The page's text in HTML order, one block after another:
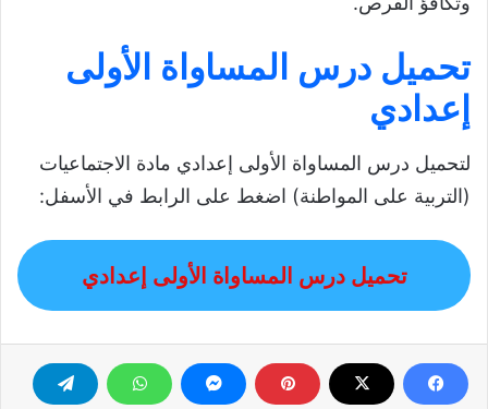
تحميل درس المساواة الأولى
إعدادي
لتحميل درس المساواة الأولى إعدادي مادة الاجتماعيات
(التربية على المواطنة) اضغط على الرابط في الأسفل:
تحميل درس المساواة الأولى إعدادي